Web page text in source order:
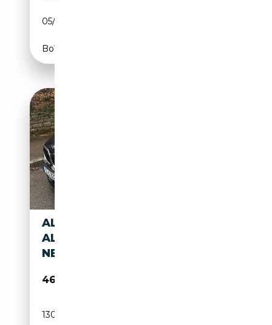
05/2012
Boîte automatique
ALPINA B7 NR. 122
ALCANTARA BMW SERVICE
NEU
46 500€
130 000 km